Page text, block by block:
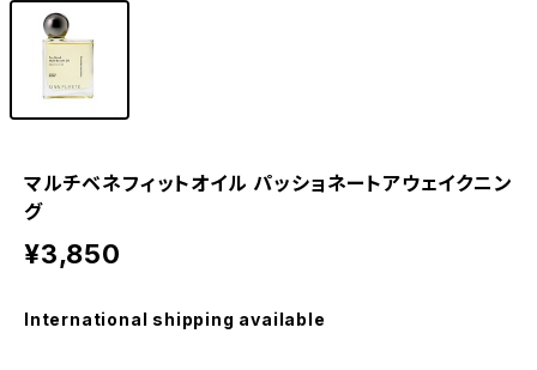
マルチベネフィットオイル パッショネートアウェイクニン
グ
¥3,850
International shipping available